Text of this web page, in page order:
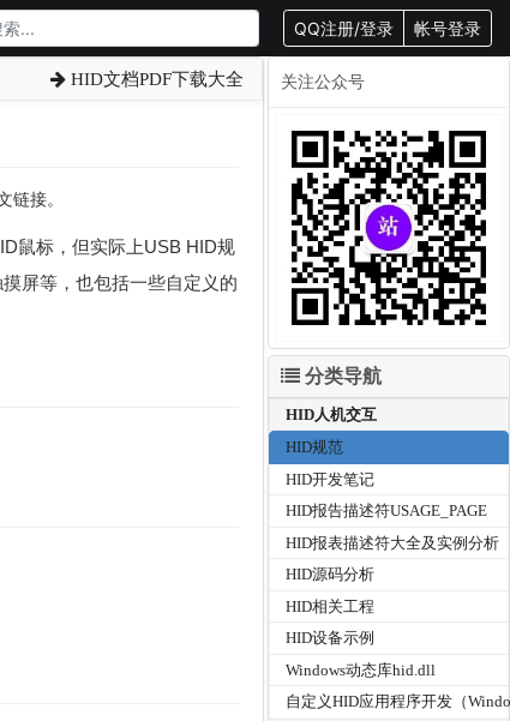
QQ注册/登录 帐号登录
HID文档PDF下载大全
接。
鼠标，但实际上USB HID规
屏等，也包括一些自定义的
关注公众号
分类导航
HID人机交互
HID规范
HID开发笔记
HID报告描述符USAGE_PAGE
HID报表描述符大全及实例分析
HID源码分析
HID相关工程
HID设备示例
Windows动态库hid.dll
自定义HID应用程序开发（